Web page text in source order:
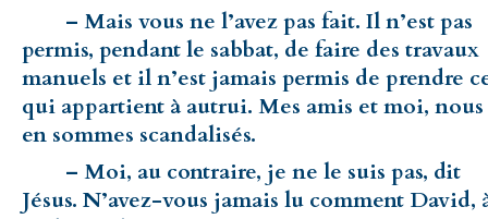
– Mais vous ne l’avez pas fait. Il n’est pas
permis, pendant le sabbat, de faire des travaux
manuels et il n’est jamais permis de prendre
qui appartient à autrui. Mes amis et moi, nous
en sommes scandalisés.
– Moi, au contraire, je ne le suis pas, dit
Jésus. N’avez-vous jamais lu comment David,